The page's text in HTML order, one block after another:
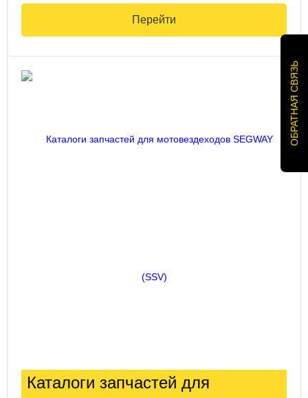
Перейти
Каталоги запчастей для
ОБРАТНАЯ СВЯЗЬ